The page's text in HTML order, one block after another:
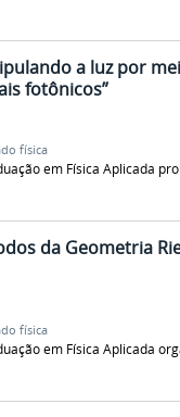
a luz por
fotônicos”
física
em Física Aplicada
da Geometria
física
em Física Aplicada